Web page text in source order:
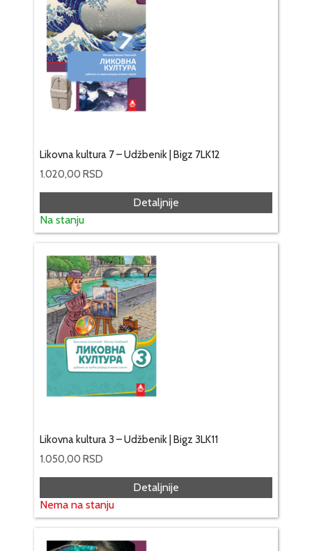
Likovna kultura 7 – Udžbenik | Bigz 7LK12
1.020,00 RSD
Detaljnije
Na stanju
Likovna kultura 3 – Udžbenik | Bigz 3LK11
1.050,00 RSD
Detaljnije
Nema na stanju